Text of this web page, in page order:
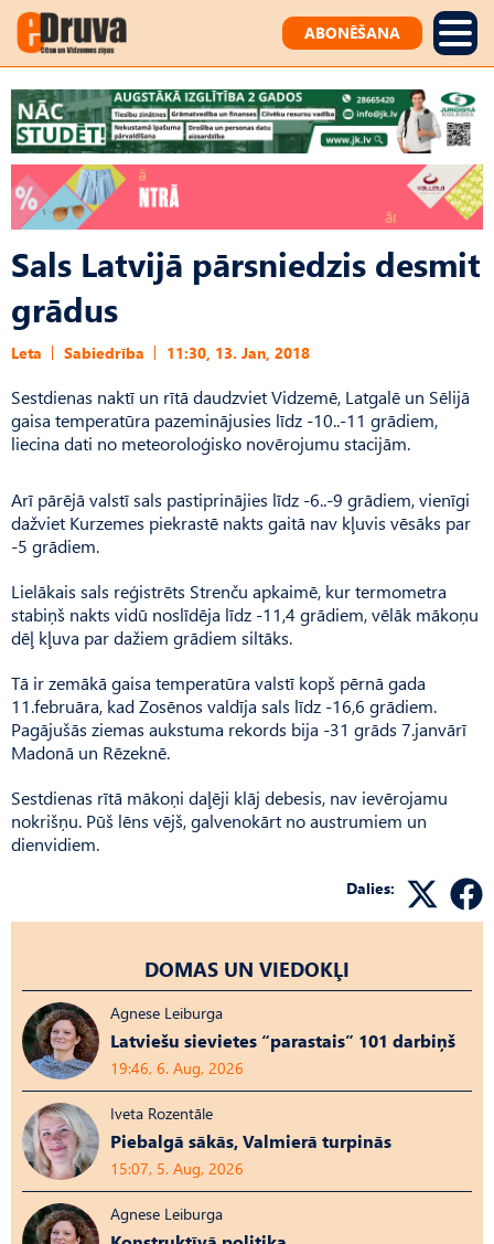
ABONĒŠANA
Sals Latvijā pārsniedzis desmit
grādus
Leta Sabiedrība 11:30, 13. Jan, 2018
Sestdienas naktī un rītā daudzviet Vidzemē, Latgalē un Sēlijā
gaisa temperatūra pazeminājusies līdz -10..-11 grādiem,
liecina dati no meteoroloģisko novērojumu stacijām.
Arī pārējā valstī sals pastiprinājies līdz -6..-9 grādiem, vienīgi
dažviet Kurzemes piekrastē nakts gaitā nav kļuvis vēsāks par
-5 grādiem.
Lielākais sals reģistrēts Strenču apkaimē, kur termometra
stabiņš nakts vidū noslīdēja līdz -11,4 grādiem, vēlāk mākoņu
dēļ kļuva par dažiem grādiem siltāks.
Tā ir zemākā gaisa temperatūra valstī kopš pērnā gada
11.februāra, kad Zosēnos valdīja sals līdz -16,6 grādiem.
Pagājušās ziemas aukstuma rekords bija -31 grāds 7.janvārī
Madonā un Rēzeknē.
Sestdienas rītā mākoņi daļēji klāj debesis, nav ievērojamu
nokrišņu. Pūš lēns vējš, galvenokārt no austrumiem un
dienvidiem.
Dalies:
DOMAS UN VIEDOKĻI
Agnese Leiburga
Latviešu sievietes “parastais” 101 darbiņš
19:46, 6. Aug, 2026
Iveta Rozentāle
Piebalgā sākās, Valmierā turpinās
15:07, 5. Aug, 2026
Agnese Leiburga